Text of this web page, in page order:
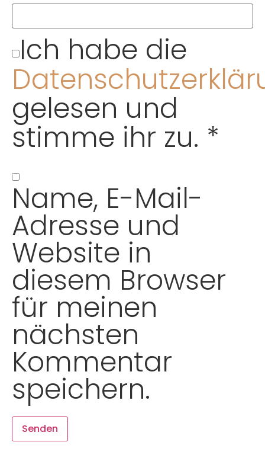
Ich habe die
gelesen und
stimme ihr zu. *
Name, E-Mail-
Adresse und
Website in
diesem Browser
für meinen
nächsten
Kommentar
speichern.